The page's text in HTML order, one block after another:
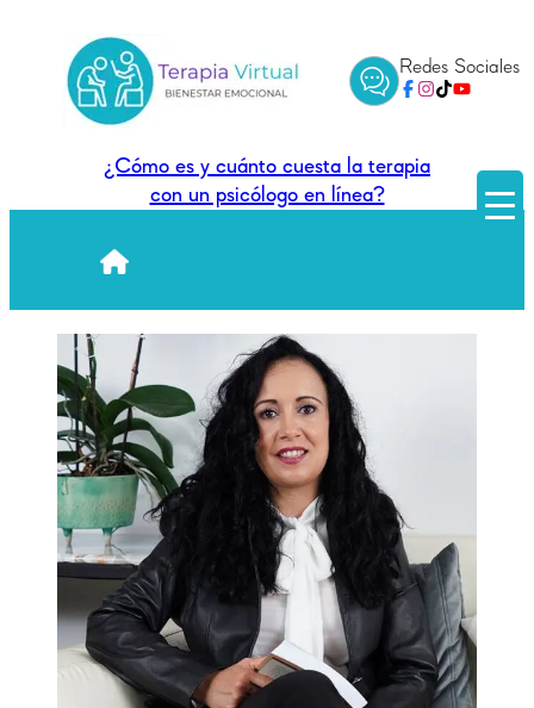
contenido
Redes Sociales
¿Cómo es y cuánto cuesta la terapia
con un psicólogo en línea?